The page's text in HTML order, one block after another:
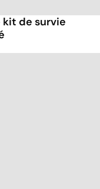
kit de survie